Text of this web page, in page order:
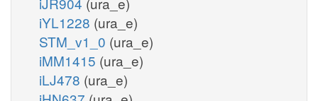
iYL1228 (ura_e)
STM_v1_0 (ura_e)
iMM1415 (ura_e)
iLJ478 (ura_e)